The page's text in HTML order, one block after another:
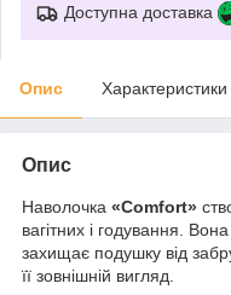
Доступна доставка
Опис Характеристики
Опис
Наволочка «Comfort»
вагітних і годування.
захищає подушку від
її зовнішній вигляд.